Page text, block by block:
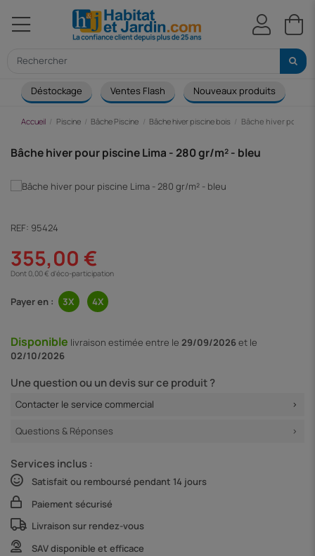
Déstockage Ventes Flash Nouveaux produits
Accueil Piscine Bâche Piscine Bâche hiver piscine bois Bâche hiver pour
Bâche hiver pour piscine Lima - 280 gr/m² - bleu
REF: 95424
355,00 €
Dont 0,00 € d'éco-participation
Payer en :
Disponible livraison estimée entre le 29/09/2026et le
02/10/2026
Une question ou un devis sur ce produit ?
Contacter le service commercial
Questions & Réponses
Services inclus :
Satisfait ou remboursé pendant 14 jours
Paiement sécurisé
Livraison sur rendez-vous
SAV disponible et efficace